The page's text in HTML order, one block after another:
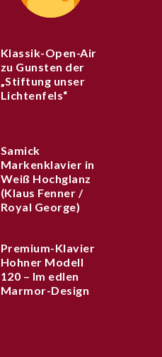
Klassik-Open-Air
zu Gunsten der
„Stiftung unser
Lichtenfels“
Samick
Markenklavier in
Weiß Hochglanz
(Klaus Fenner /
Royal George)
Premium-Klavier
Hohner Modell
120 – Im edlen
Marmor-Design